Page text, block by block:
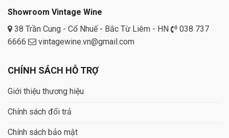
Showroom Vintage Wine
38 Trần Cung - Cổ Nhuế - Bắc Từ Liêm - HN
038 737
6666
vintagewine.vn@gmail.com
CHÍNH SÁCH HỖ TRỢ
Giới thiệu thương hiệu
Chính sách đổi trả
Chính sách bảo mật